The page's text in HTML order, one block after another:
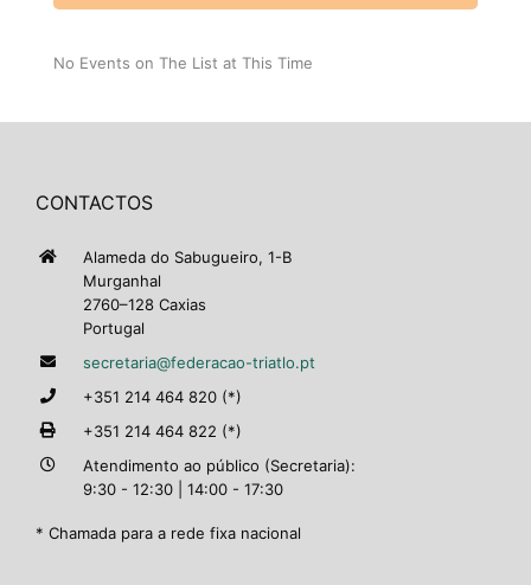
No Events on The List at This Time
CONTACTOS
Alameda do Sabugueiro, 1-B
Murganhal
2760–128 Caxias
Portugal
secretaria@federacao-triatlo.pt
+351 214 464 820 (*)
+351 214 464 822 (*)
Atendimento ao público (Secretaria):
9:30 - 12:30 | 14:00 - 17:30
* Chamada para a rede fixa nacional